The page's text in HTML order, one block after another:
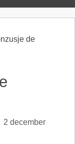
de
2 december